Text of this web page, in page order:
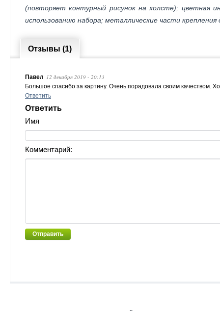
(повторяет контурный рисунок на холсте); цветная
использованию набора; металлические части
Отзывы (1)
Павел 12 декабря 2019 - 20:13
Большое спасибо за картину. Очень порадовала своим качеством.
Ответить
Ответить
Имя
Комментарий:
Отправить